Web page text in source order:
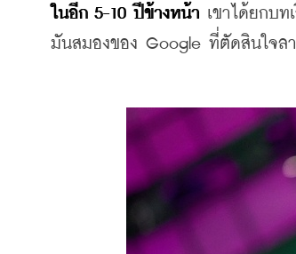
ในอีก 5-10 ปีข้างหน้า เขาได้ยกบท
มันสมองของ Google ที่ตัดสินใจล